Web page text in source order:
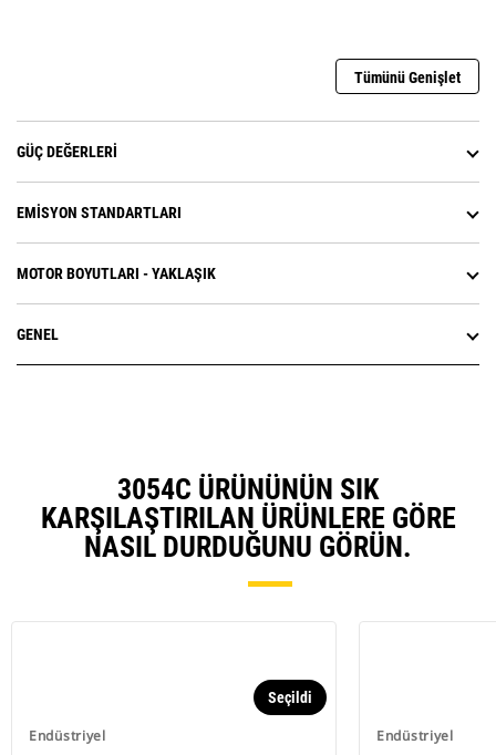
Tümünü Genişlet
GÜÇ DEĞERLERI
EMISYON STANDARTLARI
MOTOR BOYUTLARI - YAKLAŞIK
GENEL
3054C ÜRÜNÜNÜN SIK
KARŞILAŞTIRILAN ÜRÜNLERE GÖRE
NASIL DURDUĞUNU GÖRÜN.
Endüstriyel
Seçildi
Endüstriyel